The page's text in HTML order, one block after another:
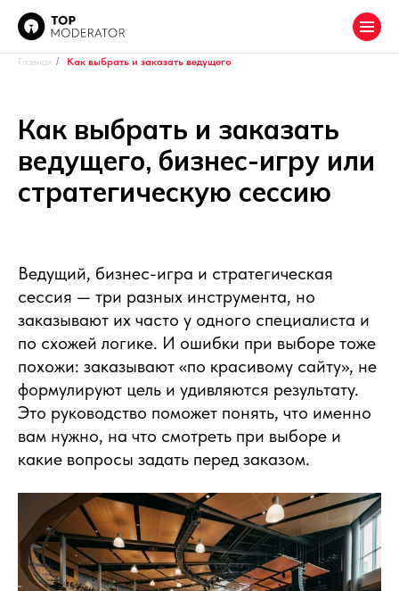
Главная / Как выбрать и заказать ведущего
Как выбрать и заказать
ведущего, бизнес-игру или
стратегическую сессию
Ведущий, бизнес-игра и стратегическая
сессия — три разных инструмента, но
заказывают их часто у одного специалиста и
по схожей логике. И ошибки при выборе тоже
похожи: заказывают «по красивому сайту», не
формулируют цель и удивляются результату.
Это руководство поможет понять, что именно
вам нужно, на что смотреть при выборе и
какие вопросы задать перед заказом.